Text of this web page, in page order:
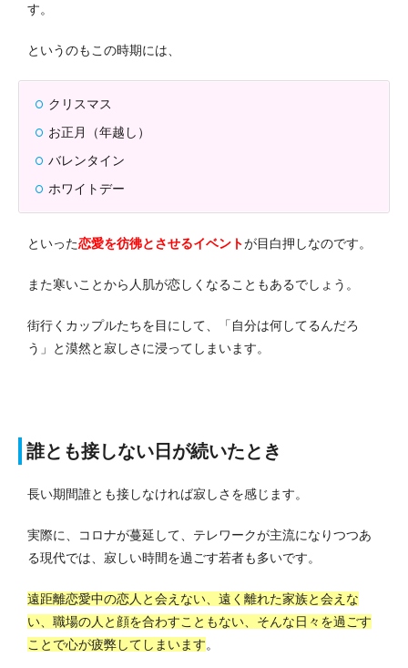
す。
というのもこの時期には、
クリスマス
お正月（年越し）
バレンタイン
ホワイトデー
といった恋愛を彷彿とさせるイベントが目白押しなのです。
また寒いことから人肌が恋しくなることもあるでしょう。
街行くカップルたちを目にして、「自分は何してるんだろ
う」と漠然と寂しさに浸ってしまいます。
誰とも接しない日が続いたとき
長い期間誰とも接しなければ寂しさを感じます。
実際に、コロナが蔓延して、テレワークが主流になりつつあ
る現代では、寂しい時間を過ごす若者も多いです。
遠距離恋愛中の恋人と会えない、遠く離れた家族と会えな
い、職場の人と顔を合わすこともない、そんな日々を過ごす
ことで心が疲弊してしまいます。